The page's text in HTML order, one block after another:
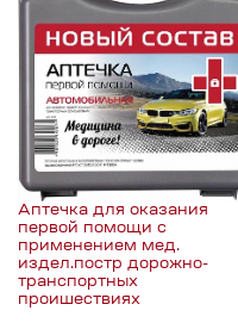
Аптечка для оказания
первой помощи с
применением мед.
издел.постр дорожно-
транспортных
проишествиях